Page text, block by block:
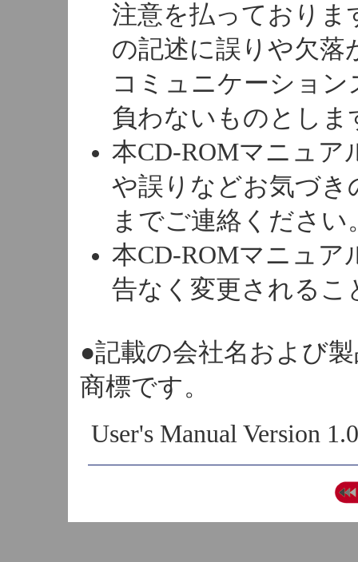
注意を払っておりま
の記述に誤りや欠
コミュニケーショ
負わないものとしま
本CD-ROMマニュア
や誤りなどお気づき
までご連絡ください
本CD-ROMマニュア
告なく変更されるこ
●記載の会社名および
商標です。
User's Manual Version